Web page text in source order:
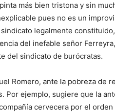
más bien tristona y sin
pues no es un
legalmente
del inefable señor
del sindicato de burócratas.
Romero, ante la pobreza de
Por ejemplo, sugiere que la
cervecera por el